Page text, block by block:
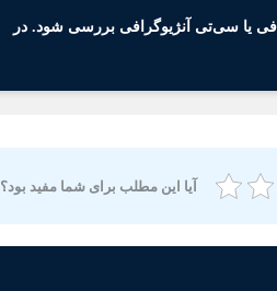
یا سی‌تی آنژیوگرافی بررسی شود. در
آیا این مطلب برای شما مفید بود؟